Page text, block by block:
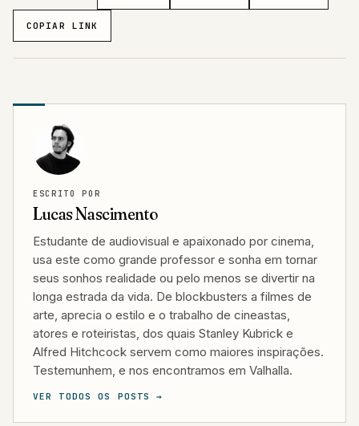
COPIAR LINK
ESCRITO POR
Lucas Nascimento
Estudante de audiovisual e apaixonado por cinema,
usa este como grande professor e sonha em tornar
seus sonhos realidade ou pelo menos se divertir na
longa estrada da vida. De blockbusters a filmes de
arte, aprecia o estilo e o trabalho de cineastas,
atores e roteiristas, dos quais Stanley Kubrick e
Alfred Hitchcock servem como maiores inspirações.
Testemunhem, e nos encontramos em Valhalla.
VER TODOS OS POSTS →